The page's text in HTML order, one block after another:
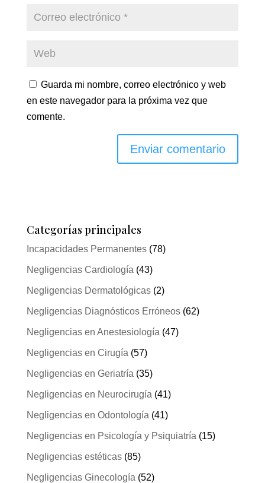
Guarda mi nombre, correo electrónico y web
en este navegador para la próxima vez que
comente.
Categorías principales
Incapacidades Permanentes(78)
Negligencias Cardiología (43)
Negligencias Dermatológicas(2)
Negligencias Diagnósticos Erróneos(62)
Negligencias en Anestesiología (47)
Negligencias en Cirugía (57)
Negligencias en Geriatría (35)
Negligencias en Neurocirugía (41)
Negligencias en Odontología (41)
Negligencias en Psicología y Psiquiatría (15)
Negligencias estéticas(85)
Negligencias Ginecología (52)